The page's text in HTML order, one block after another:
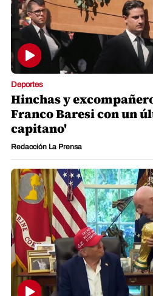
Deportes
Hinchas y
Franco Baresi con un
capitano'
Redacción La Prensa